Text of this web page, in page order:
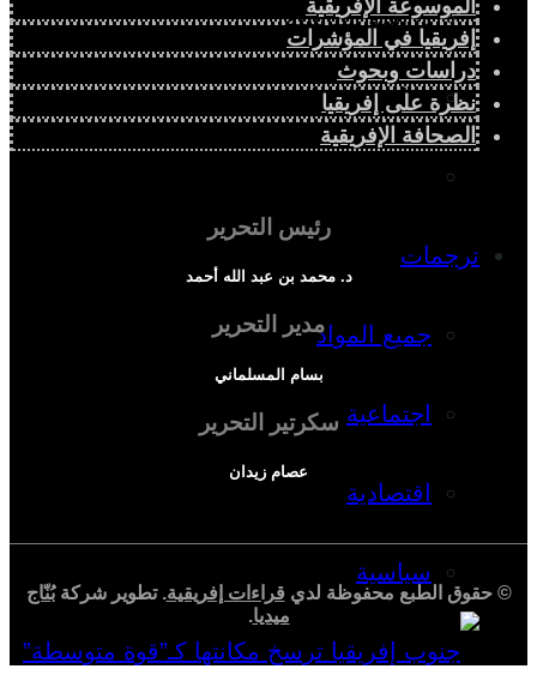
دراسة سياسية
دراسة اجتماعية
ترجمات
جميع المواد
اجتماعية
اقتصادية
سياسية
الموسوعة الإفريقية
إفريقيا في المؤشرات
دراسات وبحوث
نظرة على إفريقيا
الصحافة الإفريقية
رئيس التحرير
د. محمد بن عبد الله أحمد
مدير التحرير
بسام المسلماني
سكرتير التحرير
عصام زيدان
© حقوق الطبع محفوظة لدي قراءات إفريقية. تطوير شركةبُنّاج
ميديا.